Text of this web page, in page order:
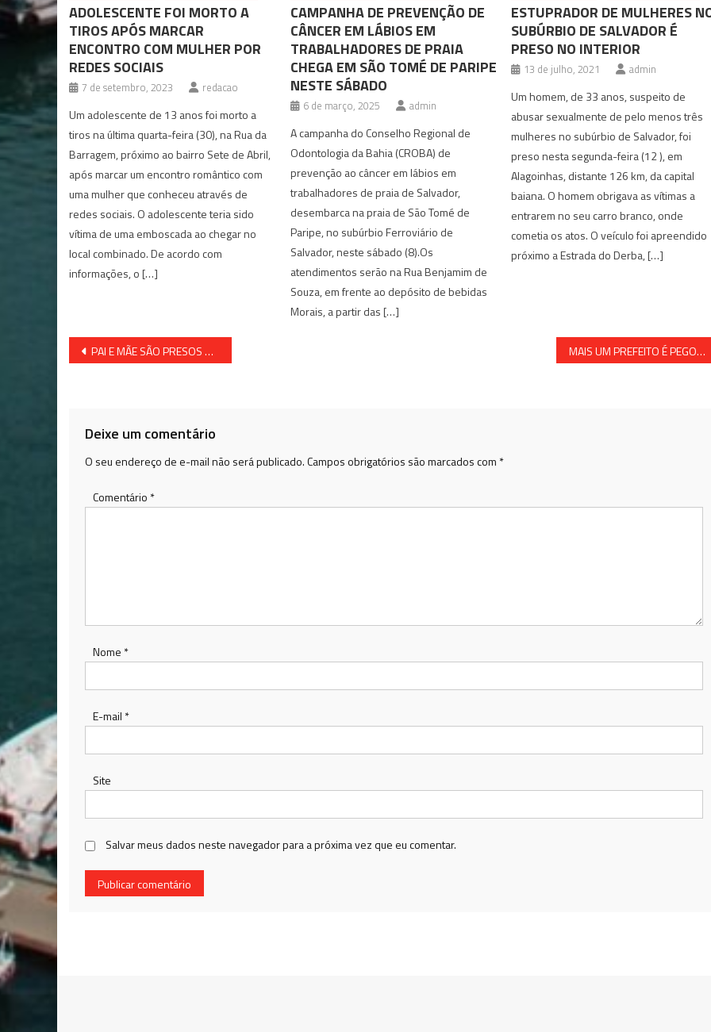
ADOLESCENTE FOI MORTO A
TIROS APÓS MARCAR
ENCONTRO COM MULHER POR
REDES SOCIAIS
7 de setembro, 2023 redacao
Um adolescente de 13 anos foi morto a
tiros na última quarta-feira (30), na Rua da
Barragem, próximo ao bairro Sete de Abril,
após marcar um encontro romântico com
uma mulher que conheceu através de
redes sociais. O adolescente teria sido
vítima de uma emboscada ao chegar no
local combinado. De acordo com
informações, o […]
CAMPANHA DE PREVENÇÃO DE
CÂNCER EM LÁBIOS EM
TRABALHADORES DE PRAIA
CHEGA EM SÃO TOMÉ DE PARIPE
NESTE SÁBADO
6 de março, 2025 admin
A campanha do Conselho Regional de
Odontologia da Bahia (CROBA) de
prevenção ao câncer em lábios em
trabalhadores de praia de Salvador,
desembarca na praia de São Tomé de
Paripe, no subúrbio Ferroviário de
Salvador, neste sábado (8).Os
atendimentos serão na Rua Benjamim de
Souza, em frente ao depósito de bebidas
Morais, a partir das […]
ESTUPRADOR DE MULHERES
SUBÚRBIO DE SALVADOR É
PRESO NO INTERIOR
13 de julho, 2021 admin
Um homem, de 33 anos, suspeito de
abusar sexualmente de pelo menos três
mulheres no subúrbio de Salvador, foi
preso nesta segunda-feira (12 ), em
Alagoinhas, distante 126 km, da capital
baiana. O homem obrigava as vítimas a
entrarem no seu carro branco, onde
cometia os atos. O veículo foi apreendido
próximo a Estrada do Derba, […]
Navegação
PAI E MÃE SÃO PRESOS TENTANDO VENDER A FILHA POR R$ 9 MIL NA BAHIA MAIS UM PREFEITO É PEGO PELO TRIBUNAL POR FAZER BESTEIRA
Deixe um comentário
O seu endereço de e-mail não será publicado.Campos obrigatórios são marcados com *
Comentário *
Nome *
E-mail *
Site
Salvar meus dados neste navegador para a próxima vez que eu comentar.